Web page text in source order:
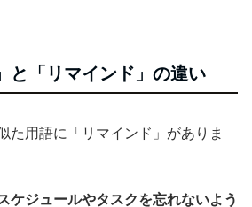
と「リマインド」の違い
た用語に「リマインド」がありま
ケジュールやタスクを忘れないよう